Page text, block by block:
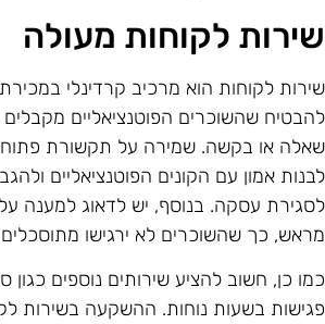
לקוחות מעולה
לקוחות הוא מרכיב קרדינלי
שהשוכרים הפוטנציאליים מקבלים
או בקשה. שמירה על תקשורת פתוחה
אמון עם הקונים הפוטנציאליים
עסקה. בנוסף, יש לדאוג למענה על
כך שהשוכרים לא ירגישו
כן, חשוב להציע שירותים נוספים כגון
בשעות נוחות. ההשקעה בשירות